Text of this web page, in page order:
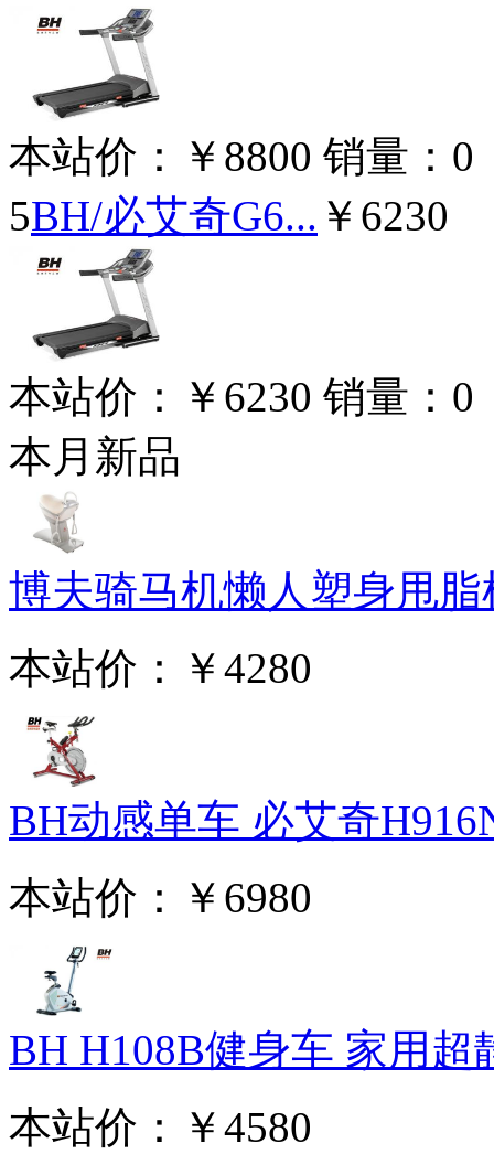
本站价： ￥8800 销量： 0
5BH/必艾奇G6... ￥6230
本站价： ￥6230 销量： 0
本月新品
博夫骑马机懒人塑身甩
本站价：
￥4280
BH动感单车 必艾奇
本站价：
￥6980
BH H108B健身车 家用超
本站价：
￥4580